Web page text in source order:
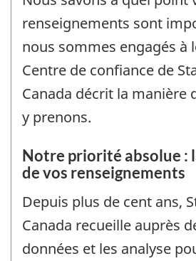
renseignements sont
nous sommes engagés à
Centre de confiance de
Canada décrit la manière
y prenons.
Notre priorité absolue :
de vos renseignements
Depuis plus de cent ans,
Canada recueille auprès
données et les analyse